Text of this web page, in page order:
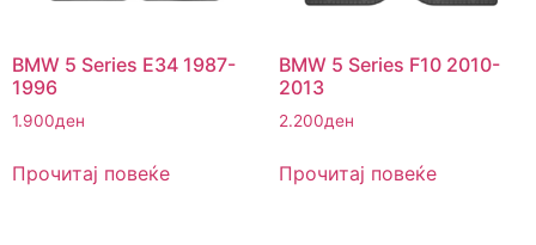
BMW 5 Series E34 1987-
1996
1.900ден
Прочитај повеќе
BMW 5 Series F10 2010-
2013
2.200ден
Прочитај повеќе